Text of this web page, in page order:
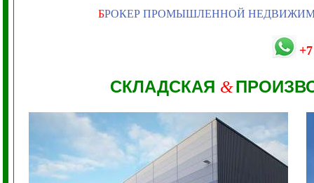
БРОКЕР ПРОМЫШЛЕННОЙ
СКЛАДСКАЯ &